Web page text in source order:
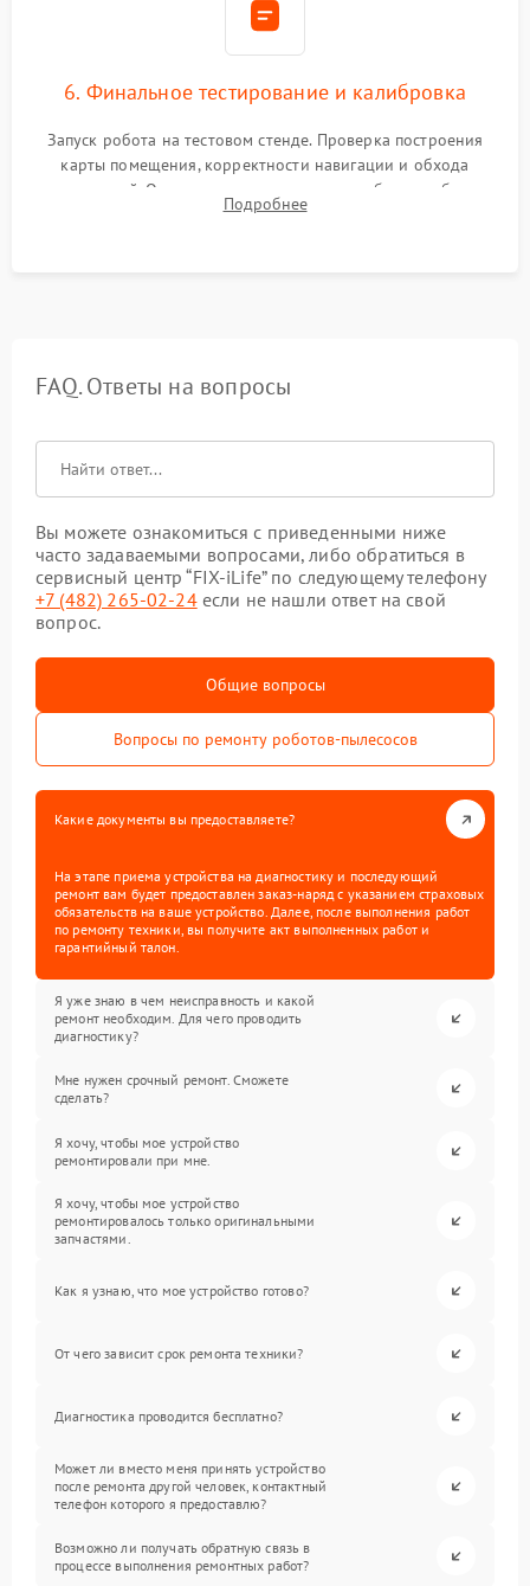
6. Финальное тестирование и калибровка
Запуск робота на тестовом стенде. Проверка построения
карты помещения, корректности навигации и обхода
препятствий. Оценка силы всасывания и работы турбины.
Тестирование автоматического возврата на док-станцию и
Подробнее
FAQ. Ответы на вопросы
Вы можете ознакомиться с приведенными ниже
часто задаваемыми вопросами, либо обратиться в
сервисный центр “FIX-iLife” по следующему телефону
+7 (482) 265-02-24если не нашли ответ на свой
вопрос.
Общие вопросы
Вопросы по ремонту роботов-пылесосов
Какие документы вы предоставляете?
На этапе приема устройства на диагностику и последующий
ремонт вам будет предоставлен заказ-наряд с указанием страховых
обязательств на ваше устройство. Далее, после выполнения работ
по ремонту техники, вы получите акт выполненных работ и
гарантийный талон.
Я уже знаю в чем неисправность и какой
ремонт необходим. Для чего проводить
диагностику?
Мне нужен срочный ремонт. Сможете
сделать?
Я хочу, чтобы мое устройство
ремонтировали при мне.
Я хочу, чтобы мое устройство
ремонтировалось только оригинальными
запчастями.
Как я узнаю, что мое устройство готово?
От чего зависит срок ремонта техники?
Диагностика проводится бесплатно?
Может ли вместо меня принять устройство
после ремонта другой человек, контактный
телефон которого я предоставлю?
Возможно ли получать обратную связь в
процессе выполнения ремонтных работ?